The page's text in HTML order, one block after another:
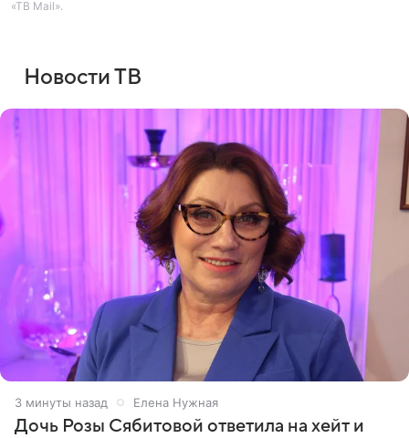
«ТВ Mail».
Новости ТВ
4 минуты назад Елена Нужная
Дочь Розы Сябитовой ответила на хейт и